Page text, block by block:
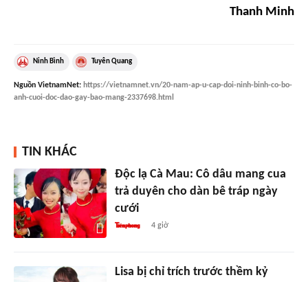
Thanh Minh
Ninh Bình Tuyên Quang
Nguồn VietnamNet: https://vietnamnet.vn/20-nam-ap-u-cap-doi-ninh-binh-co-bo-
anh-cuoi-doc-dao-gay-bao-mang-2337698.html
TIN KHÁC
Độc lạ Cà Mau: Cô dâu mang cua
trả duyên cho dàn bê tráp ngày
cưới
4 giờ
Lisa bị chỉ trích trước thềm kỷ